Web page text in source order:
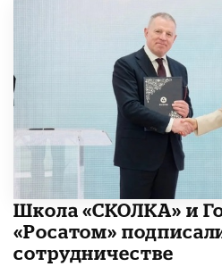
Школа «СКОЛКА» и
«Росатом»
сотрудничестве